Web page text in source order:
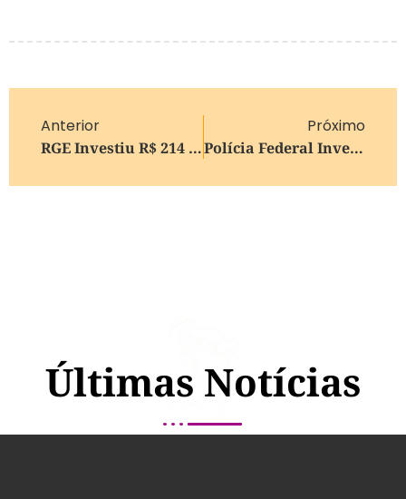
Anterior
RGE Investiu R$ 214 Milhões Na Serra
Próximo
Polícia Federal Investiga Desvio De Quase R$ 1 Milhão Da Caixa Federal
Últimas Notícias